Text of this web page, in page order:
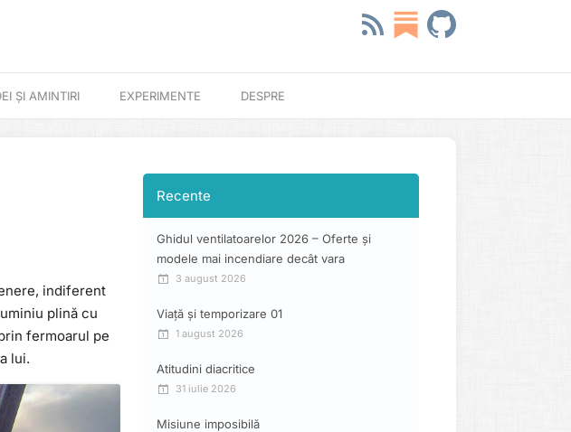
ȘI AMINTIRI EXPERIMENTE DESPRE
indiferent
plină cu
fermoarul pe
lui.
Recente
Ghidul ventilatoarelor 2026 – Oferte și
modele mai incendiare decât vara
3 august 2026
Viață și temporizare 01
1 august 2026
Atitudini diacritice
31 iulie 2026
Misiune imposibilă